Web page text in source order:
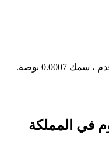
ورق ألومنيوم W × L 12 بوصة. × 1000 قدم ، سمك 0.0007 بوصة. |
في المملكة